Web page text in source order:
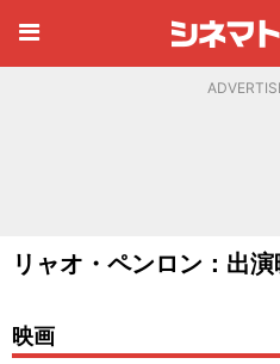
リャオ・ペンロン：出
映画